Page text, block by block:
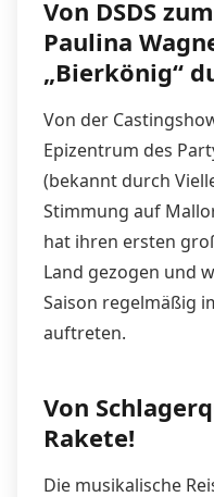
Von DSDS
Paulina
„Bierkönig“
Von der
Epizentrum des
(bekannt durch
Stimmung auf
hat ihren ersten
Land gezogen und
Saison regelmäßig
auftreten.
Von
Rakete!
Die musikalische